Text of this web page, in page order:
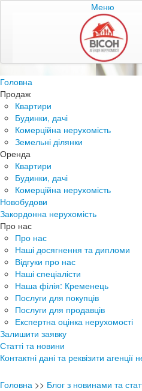
Меню
Головна
Продаж
Квартири
Будинки, дачі
Комерційна нерухомість
Земельні ділянки
Оренда
Квартири
Будинки, дачі
Комерційна нерухомість
Новобудови
Закордонна нерухомість
Про нас
Про нас
Наші досягнення та дипломи
Відгуки про нас
Наші спеціалісти
Наша філія: Кременець
Послуги для покупців
Послуги для продавців
Експертна оцінка нерухомості
Залишити заявку
Статті та новини
Контактні дані та реквізити агенції
Головна >> Блог з новинами та